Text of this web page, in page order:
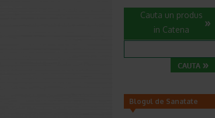
Cauta un produs
in Catena
Blogul de Sanatate